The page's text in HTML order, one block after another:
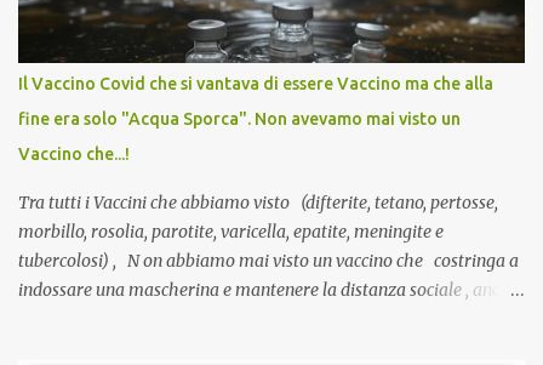
larga scala, ancora oggetto di studio e di discussione
internazionale serve solo una firma. La tua. Lo si somministra
anche a persone sane, giovani, senza fattori di rischio, spesso già
serve una prescrizione. Non c’è diagnosi. Non c’è presa in carico.
L’unico atto richiesto è una fi...
Il Vaccino Covid che si vantava di essere Vaccino ma che alla
fine era solo "Acqua Sporca". Non avevamo mai visto un
Vaccino che...!
Tra tutti i Vaccini che abbiamo visto (difterite, tetano, pertosse,
morbillo, rosolia, parotite, varicella, epatite, meningite e
tubercolosi) , N on abbiamo mai visto un vaccino che costringa a
indossare una mascherina e mantenere la distanza sociale , anche